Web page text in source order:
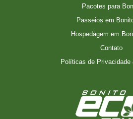
Pacotes para
Passeios em
Hospedagem em
Contato
Políticas de Privacidade